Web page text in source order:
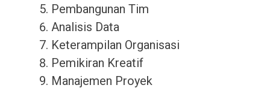
Pembangunan Tim
Analisis Data
Keterampilan Organisasi
Pemikiran Kreatif
Manajemen Proyek